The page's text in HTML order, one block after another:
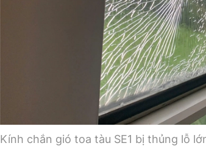
Kính chắn gió toa tàu SE1 bị thủng lỗ